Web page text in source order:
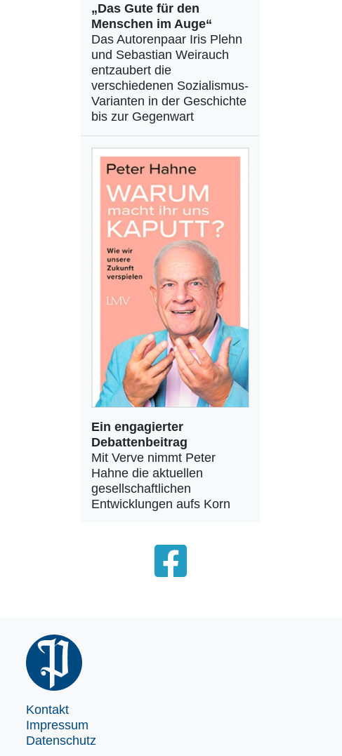
„Das Gute für den
Menschen im Auge“
Das Autorenpaar Iris Plehn
und Sebastian Weirauch
entzaubert die
verschiedenen Sozialismus-
Varianten in der Geschichte
bis zur Gegenwart
Ein engagierter
Debattenbeitrag
Mit Verve nimmt Peter
Hahne die aktuellen
gesellschaftlichen
Entwicklungen aufs Korn
Kontakt
Impressum
Datenschutz